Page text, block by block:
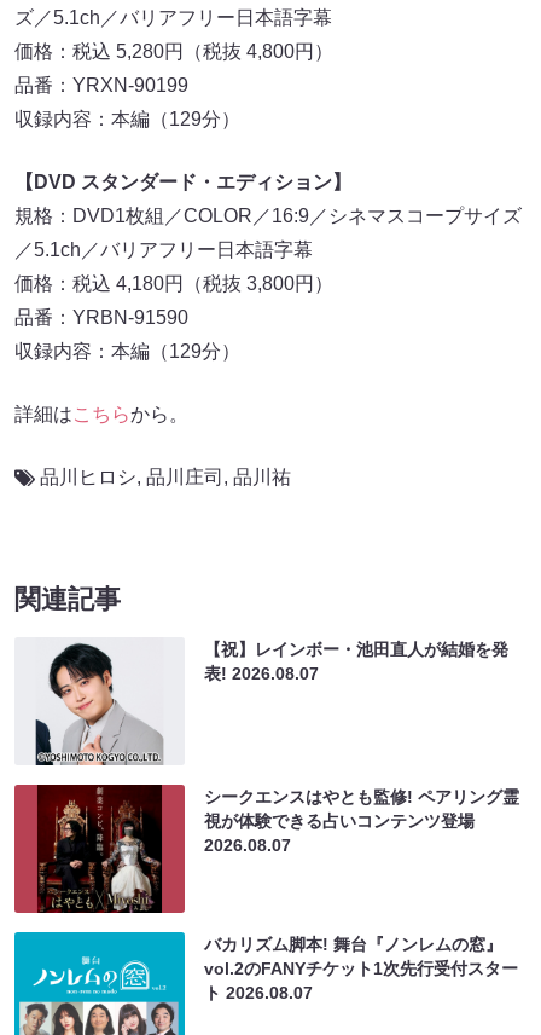
ズ／5.1ch／バリアフリー日本語字幕
価格：税込 5,280円（税抜 4,800円）
品番：YRXN-90199
収録内容：本編（129分）
【DVD スタンダード・エディション】
規格：DVD1枚組／COLOR／16:9／シネマスコープサイズ
／5.1ch／バリアフリー日本語字幕
価格：税込 4,180円（税抜 3,800円）
品番：YRBN-91590
収録内容：本編（129分）
詳細はこちらから。
品川ヒロシ, 品川庄司 , 品川祐
関連記事
【祝】レインボー・池田直人が結婚を発
表!2026.08.07
シークエンスはやとも監修! ペアリング霊
視が体験できる占いコンテンツ登場
2026.08.07
バカリズム脚本! 舞台『ノンレムの窓』
vol.2のFANYチケット1次先行受付スター
ト2026.08.07